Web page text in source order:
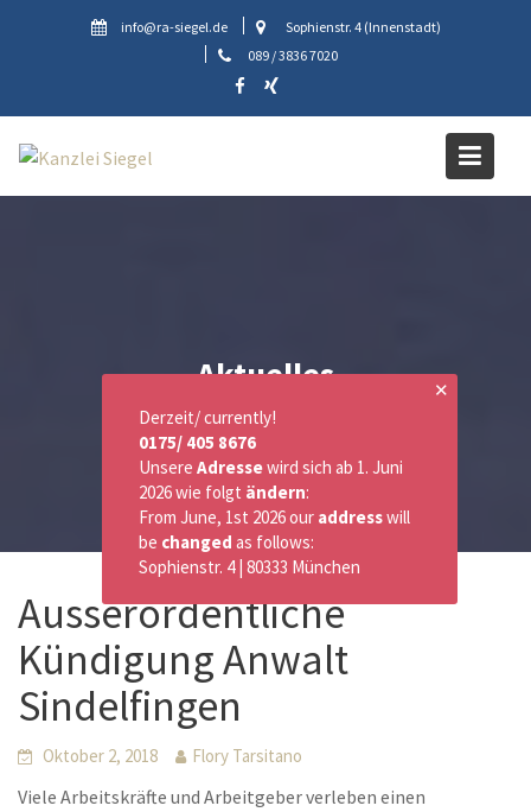
info@ra-siegel.de
Sophienstr. 4 (Innenstadt)
089 / 3836 7020
Aktuelles
Ausserordentliche
Kündigung Anwalt
Sindelfingen
Oktober 2, 2018 Flory Tarsitano
Viele Arbeitskräfte und Arbeitgeber verleben einen
✕
Derzeit/ currently!
0175/ 405 8676
Unsere Adressewird sich ab 1. Juni
2026 wie folgt ändern:
From June, 1st 2026 our addresswill
be changed as follows:
Sophienstr. 4 | 80333 München